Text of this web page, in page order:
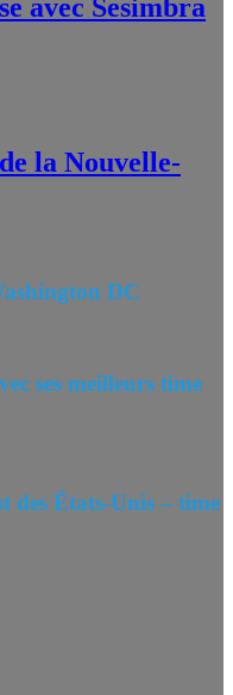
avec Sesimbra
la Nouvelle-
DC
ses meilleurs time
des États-Unis – time